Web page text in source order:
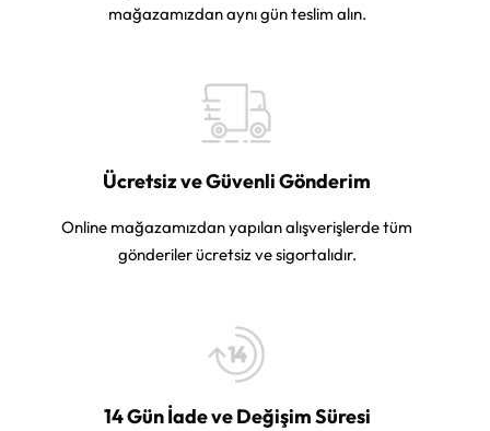
mağazamızdan aynı gün teslim alın.
Ücretsiz ve Güvenli Gönderim
Online mağazamızdan yapılan alışverişlerde tüm
gönderiler ücretsiz ve sigortalıdır.
14 Gün İade ve Değişim Süresi